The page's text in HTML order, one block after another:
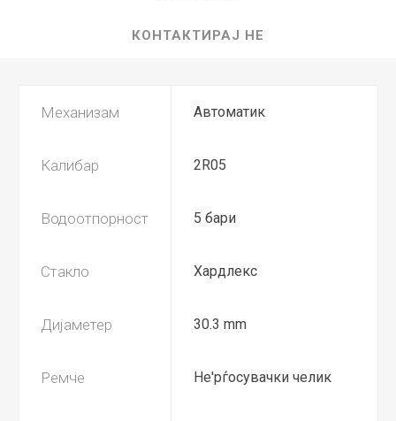
КОНТАКТИРАЈ НЕ
Механизам Автоматик
Калибар 2R05
Водоотпорност 5 бари
Стакло Хардлекс
Дијаметер 30.3 mm
Ремче Не'рѓосувачки челик